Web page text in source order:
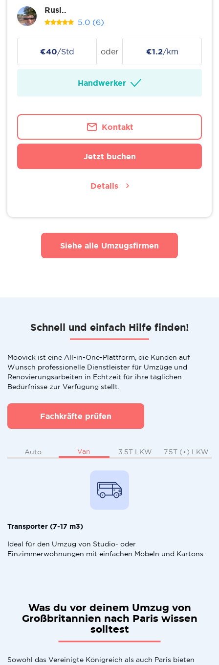
Rusl..
5.0 (6)
€40/Std oder €1.2/km
Handwerker
Kontakt
Jetzt buchen
Details
Siehe alle Umzugsfirmen
Schnell und einfach Hilfe finden!
Moovick ist eine All-in-One-Plattform, die Kunden auf
Wunsch professionelle Dienstleister für Umzüge und
Renovierungsarbeiten in Echtzeit für ihre täglichen
Bedürfnisse zur Verfügung stellt.
Fachkräfte prüfen
Auto Van 3.5T LKW 7.5T (+) LKW
Transporter (7-17 m3)
Ideal für den Umzug von Studio- oder
Einzimmerwohnungen mit einfachen Möbeln und Kartons.
Was du vor deinem Umzug von
Großbritannien nach Paris wissen
solltest
Sowohl das Vereinigte Königreich als auch Paris bieten